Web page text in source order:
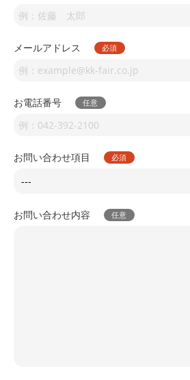
メールアドレス
お電話番号
お問い合わせ項目
お問い合わせ内容